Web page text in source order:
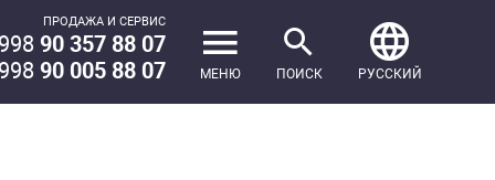
ПРОДАЖА И СЕРВИС
90 357 88 07
90 005 88 07 МЕНЮ ПОИСК РУССКИЙ